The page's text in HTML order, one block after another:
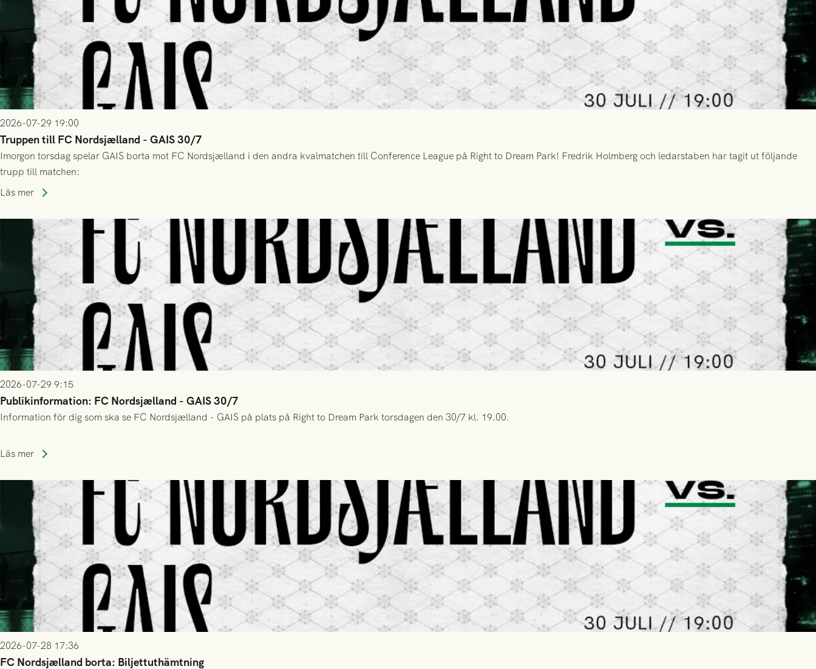
2026-07-29 19:00
Truppen till FC Nordsjælland - GAIS 30/7
Imorgon torsdag spelar GAIS borta mot FC Nordsjælland i den andra kvalmatchen till Conference League på Right to Dream Park! Fredrik Holmberg och ledarstaben har tagit ut följande
trupp till matchen:
Läs mer
2026-07-29 9:15
Publikinformation: FC Nordsjælland - GAIS 30/7
Information för dig som ska se FC Nordsjælland - GAIS på plats på Right to Dream Park torsdagen den 30/7 kl. 19.00.
Läs mer
2026-07-28 17:36
FC Nordsjælland borta: Biljettuthämtning